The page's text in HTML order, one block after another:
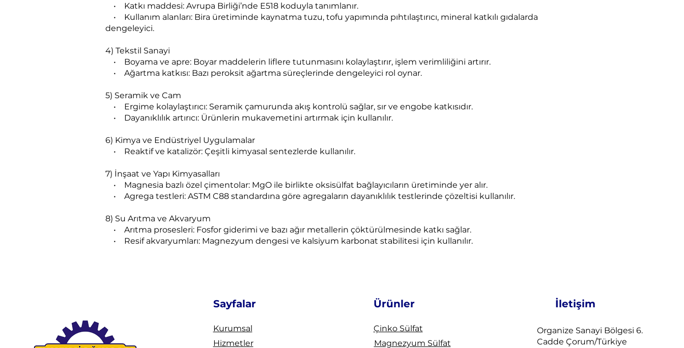
• Katkı maddesi: Avrupa Birliği’nde E518 koduyla tanımlanır.
• Kullanım alanları: Bira üretiminde kaynatma tuzu, tofu yapımında pıhtılaştırıcı, mineral katkılı gıdalarda
dengeleyici.
4) Tekstil Sanayi
• Boyama ve apre: Boyar maddelerin liflere tutunmasını kolaylaştırır, işlem verimliliğini artırır.
• Ağartma katkısı: Bazı peroksit ağartma süreçlerinde dengeleyici rol oynar.
5) Seramik ve Cam
• Ergime kolaylaştırıcı: Seramik çamurunda akış kontrolü sağlar, sır ve engobe katkısıdır.
• Dayanıklılık artırıcı: Ürünlerin mukavemetini artırmak için kullanılır.
6) Kimya ve Endüstriyel Uygulamalar
• Reaktif ve katalizör: Çeşitli kimyasal sentezlerde kullanılır.
7) İnşaat ve Yapı Kimyasalları
• Magnesia bazlı özel çimentolar: MgO ile birlikte oksisülfat bağlayıcıların üretiminde yer alır.
• Agrega testleri: ASTM C88 standardına göre agregaların dayanıklılık testlerinde çözeltisi kullanılır.
8) Su Arıtma ve Akvaryum
• Arıtma prosesleri: Fosfor giderimi ve bazı ağır metallerin çöktürülmesinde katkı sağlar.
• Resif akvaryumları: Magnezyum dengesi ve kalsiyum karbonat stabilitesi için kullanılır.
Sayfalar
Kurumsal
Hizmetler
Ürünler
Çinko Sülfat
Magnezyum Sülfat
İletişim
Organize Sanayi Bölgesi 6.
Cadde Çorum/Türkiye